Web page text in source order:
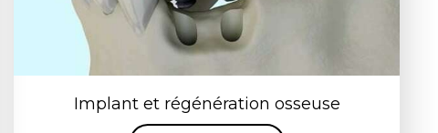
Implant et régénération osseuse